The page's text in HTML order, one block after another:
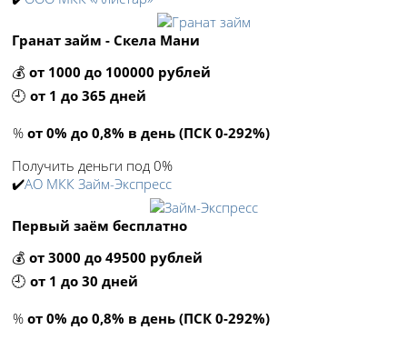
Гранат займ - Скела Мани
💰от 1000 до 100000 рублей
🕘от 1 до 365 дней
% от 0% до 0,8% в день (ПСК 0-292%)
Получить деньги под 0%
✔️АО МКК Займ-Экспресс
Первый заём бесплатно
💰от 3000 до 49500 рублей
🕘от 1 до 30 дней
% от 0% до 0,8% в день (ПСК 0-292%)